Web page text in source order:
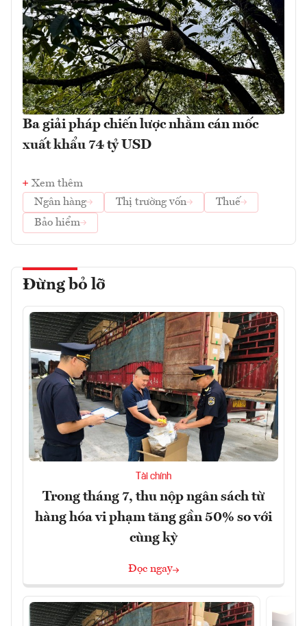
Ba giải pháp chiến lược nhằm cán mốc
xuất khẩu 74 tỷ USD
Xem thêm
Ngân hàng
Thị trường vốn
Thuế
Bảo hiểm
Đừng bỏ lỡ
Tài chính
Trong tháng 7, thu nộp ngân sách từ
hàng hóa vi phạm tăng gần 50% so với
cùng kỳ
Đọc ngay